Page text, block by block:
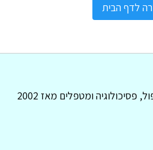
לדף הבית
פסיכולוגיה ומטפלים מאז 2002